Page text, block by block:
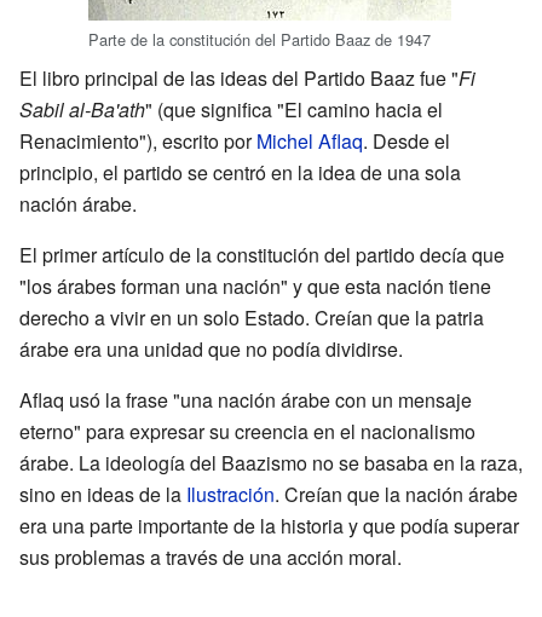
Parte de la constitución del Partido Baaz de 1947
El libro principal de las ideas del Partido Baaz fue "Fi
Sabil al-Ba'ath" (que significa "El camino hacia el
Renacimiento"), escrito porMichel Aflaq. Desde el
principio, el partido se centró en la idea de una sola
nación árabe.
El primer artículo de la constitución del partido decía que
"los árabes forman una nación" y que esta nación tiene
derecho a vivir en un solo Estado. Creían que la patria
árabe era una unidad que no podía dividirse.
Aflaq usó la frase "una nación árabe con un mensaje
eterno" para expresar su creencia en el nacionalismo
árabe. La ideología del Baazismo no se basaba en la raza,
sino en ideas de la Ilustración. Creían que la nación árabe
era una parte importante de la historia y que podía superar
sus problemas a través de una acción moral.